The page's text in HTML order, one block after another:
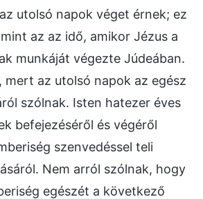
utolsó napok véget érnek; ez
az az idő, amikor Jézus a
munkáját végezte Júdeában.
mert az utolsó napok az egész
szólnak. Isten hatezer éves
befejezéséről és végéről
szenvedéssel teli
Nem arról szólnak, hogy
egészét a következő